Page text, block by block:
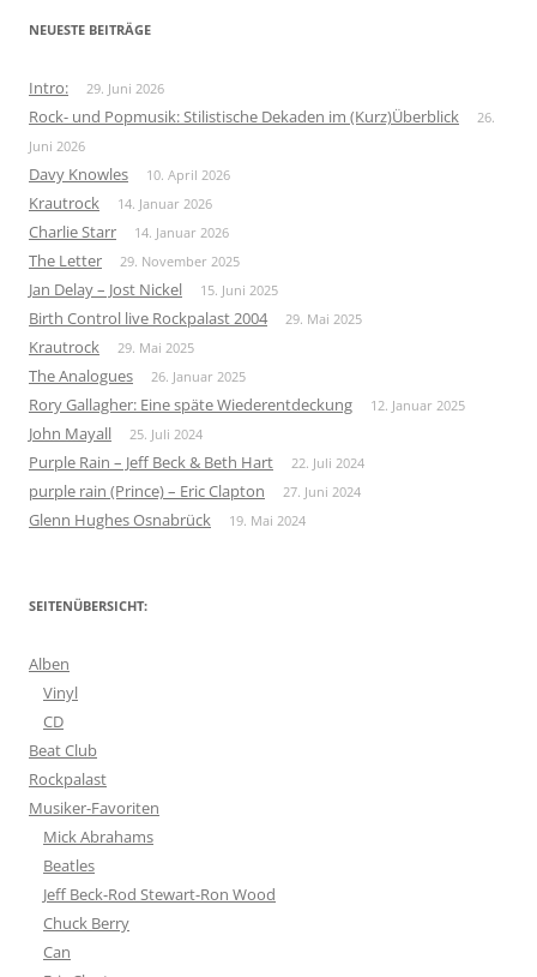
NEUESTE BEITRÄGE
Intro: 29. Juni 2026
Rock- und Popmusik: Stilistische Dekaden im (Kurz)Überblick
26.
Juni 2026
Davy Knowles 10. April 2026
Krautrock 14. Januar 2026
Charlie Starr 14. Januar 2026
The Letter 29. November 2025
Jan Delay – Jost Nickel 15. Juni 2025
Birth Control live Rockpalast 2004 29. Mai 2025
Krautrock 29. Mai 2025
The Analogues 26. Januar 2025
Rory Gallagher: Eine späte Wiederentdeckung 12. Januar 2025
John Mayall 25. Juli 2024
Purple Rain – Jeff Beck & Beth Hart 22. Juli 2024
purple rain (Prince) – Eric Clapton 27. Juni 2024
Glenn Hughes Osnabrück 19. Mai 2024
SEITENÜBERSICHT:
Alben
Vinyl
CD
Beat Club
Rockpalast
Musiker-Favoriten
Mick Abrahams
Beatles
Jeff Beck-Rod Stewart-Ron Wood
Chuck Berry
Can